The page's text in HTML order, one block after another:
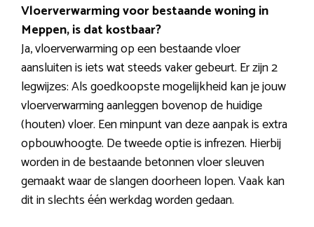
Vloerverwarming voor bestaande woning in
Meppen, is dat kostbaar?
Ja, vloerverwarming op een bestaande vloer
aansluiten is iets wat steeds vaker gebeurt. Er zijn 2
legwijzes: Als goedkoopste mogelijkheid kan je jouw
vloerverwarming aanleggen bovenop de huidige
(houten) vloer. Een minpunt van deze aanpak is extra
opbouwhoogte. De tweede optie is infrezen. Hierbij
worden in de bestaande betonnen vloer sleuven
gemaakt waar de slangen doorheen lopen. Vaak kan
dit in slechts één werkdag worden gedaan.